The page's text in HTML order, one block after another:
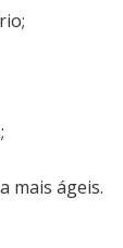
mais ágeis.